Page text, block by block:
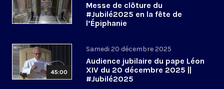
Messe de clôture du
#Jubilé2025 en la fête de
l’Épiphanie
45:00
Samedi 20 décembre 2025
Audience jubilaire du pape Léon
XIV du 20 décembre 2025 ||
#Jubilé2025